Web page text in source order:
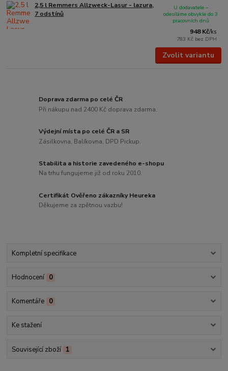
2,5 l Remmers Allzweck-Lasur - lazura,
7 odstínů
948 Kč/ks
783 Kč bez DPH
U dodavatele –
odesíláme obvykle do 3
pracovních dnů
Zvolit variantu
Doprava zdarma po celé ČR
Při nákupu nad 2400 Kč doprava zdarma.
Výdejní místa po celé ČR a SR
Zásilkovna, Balíkovna, DPD Pickup.
Stabilita a historie zavedeného e-shopu
Na trhu fungujeme již od roku 2010.
Certifikát Ověřeno zákazníky Heureka
Děkujeme za zpětnou vazbu!
Kompletní specifikace
Hodnocení 0
Komentáře 0
Ke stažení
Související zboží 1